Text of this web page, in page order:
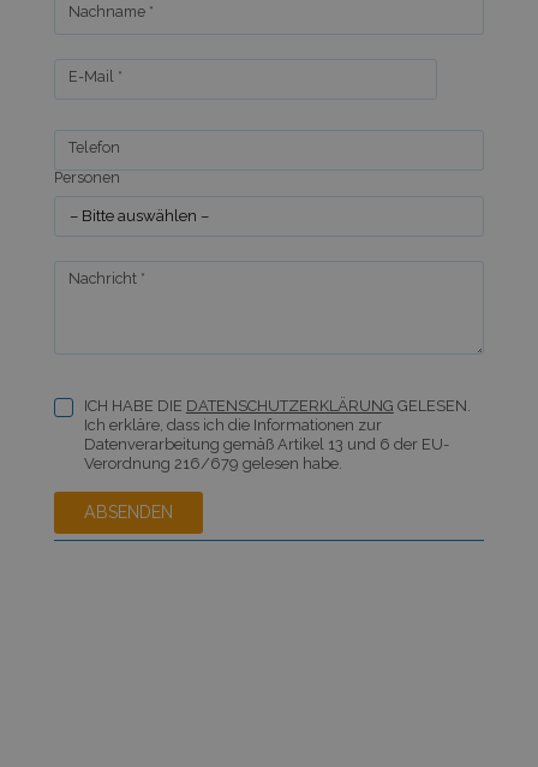
Nachname *
E-Mail *
Telefon
Personen
Nachricht *
ICH HABE DIE DATENSCHUTZERKLÄRUNG GELESEN.
Ich erkläre, dass ich die Informationen zur
Datenverarbeitung gemäß Artikel 13 und 6 der EU-
Verordnung 216/679 gelesen habe.